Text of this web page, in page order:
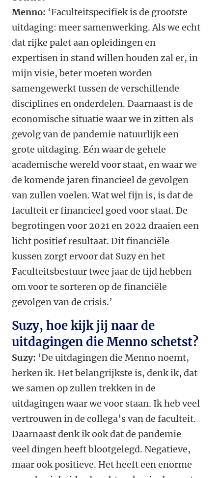
Menno: ‘Faculteitspecifiek is de grootste
uitdaging: meer samenwerking. Als we echt
dat rijke palet aan opleidingen en
expertisen in stand willen houden zal er, in
mijn visie, beter moeten worden
samengewerkt tussen de verschillende
disciplines en onderdelen. Daarnaast is de
economische situatie waar we in zitten als
gevolg van de pandemie natuurlijk een
grote uitdaging. Eén waar de gehele
academische wereld voor staat, en waar we
de komende jaren financieel de gevolgen
van zullen voelen. Wat wel fijn is, is dat de
faculteit er financieel goed voor staat. De
begrotingen voor 2021 en 2022 draaien een
licht positief resultaat. Dit financiële
kussen zorgt ervoor dat Suzy en het
Faculteitsbestuur twee jaar de tijd hebben
om voor te sorteren op de financiële
gevolgen van de crisis.’
Suzy, hoe kijk jij naar de
uitdagingen die Menno schetst?
Suzy: ‘De uitdagingen die Menno noemt,
herken ik. Het belangrijkste is, denk ik, dat
we samen op zullen trekken in de
uitdagingen waar we voor staan. Ik heb veel
vertrouwen in de collega’s van de faculteit.
Daarnaast denk ik ook dat de pandemie
veel dingen heeft blootgelegd. Negatieve,
maar ook positieve. Het heeft een enorme